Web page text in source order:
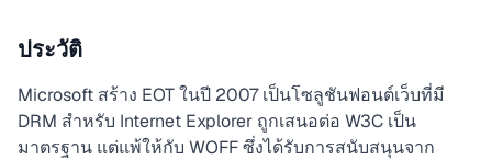
ประวัติ
Microsoft สร้าง EOT ในปี 2007 เป็นโซลูชันฟอนต์เว็บที่มี
DRM สำหรับ Internet Explorer ถูกเสนอต่อ W3C เป็น
มาตรฐาน แต่แพ้ให้กับ WOFF ซึ่งได้รับการสนับสนุนจาก